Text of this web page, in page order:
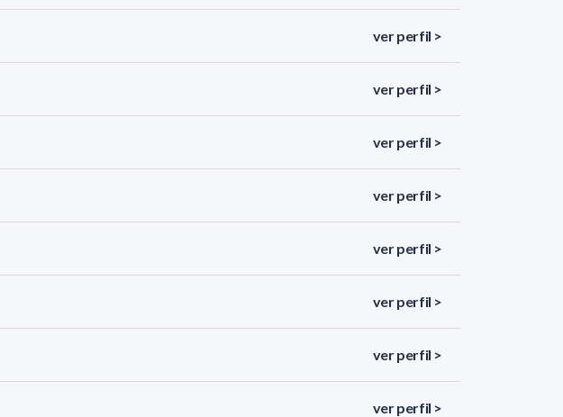
ver perfil >
ver perfil >
ver perfil >
ver perfil >
ver perfil >
ver perfil >
ver perfil >
ver perfil >